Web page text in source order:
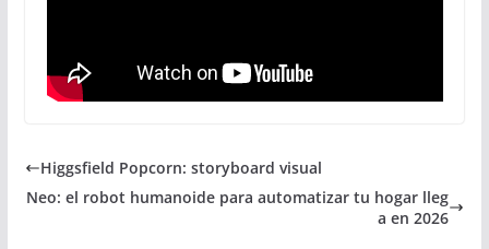
Higgsfield Popcorn: storyboard visual
Neo: el robot humanoide para automatizar tu hogar lleg
a en 2026